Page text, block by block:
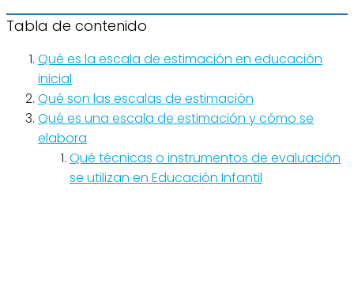
Tabla de contenido
Qué es la escala de estimación en educación
inicial
Qué son las escalas de estimación
Qué es una escala de estimación y cómo se
elabora
Qué técnicas o instrumentos de evaluación
se utilizan en Educación Infantil